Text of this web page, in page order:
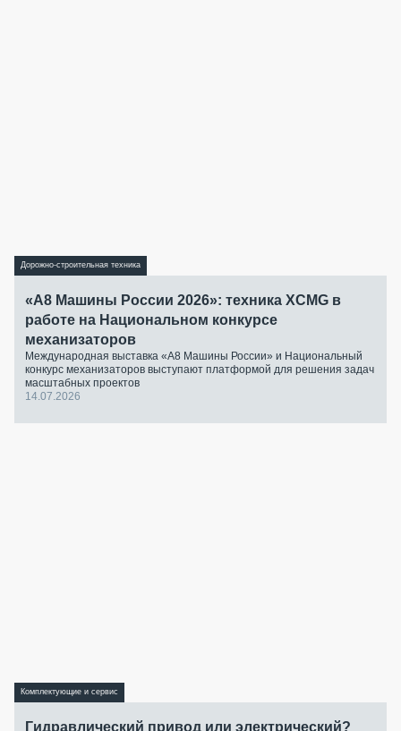
Дорожно-строительная техника
«А8 Машины России 2026»: техника XCMG в
работе на Национальном конкурсе
механизаторов
Международная выставка «А8 Машины России» и Национальный
конкурс механизаторов выступают платформой для решения задач
масштабных проектов
14.07.2026
Комплектующие и сервис
Гидравлический привод или электрический?